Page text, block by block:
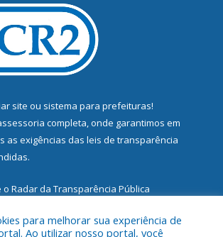
site ou sistema para prefeituras!
completa, onde garantimos em
as exigências das leis de transparência
o Radar da Transparência Pública
para melhorar sua experiência de
Ao utilizar nosso portal, você